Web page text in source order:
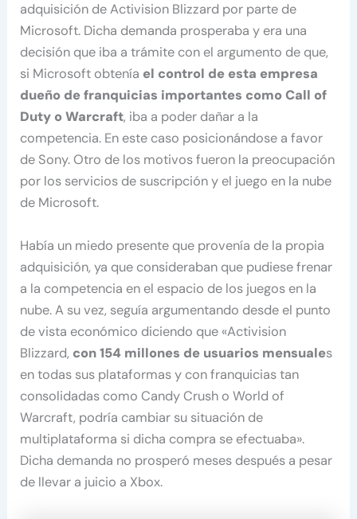
adquisición de Activision Blizzard por parte de
Microsoft. Dicha demanda prosperaba y era una
decisión que iba a trámite con el argumento de que,
si Microsoft obtenía el control de esta empresa
dueño de franquicias importantes como Call of
Duty o Warcraft, iba a poder dañar a la
competencia. En este caso posicionándose a favor
de Sony. Otro de los motivos fueron la preocupación
por los servicios de suscripción y el juego en la nube
de Microsoft.
Había un miedo presente que provenía de la propia
adquisición, ya que consideraban que pudiese frenar
a la competencia en el espacio de los juegos en la
nube. A su vez, seguía argumentando desde el punto
de vista económico diciendo que «Activision
Blizzard, con 154 millones de usuarios mensuales
en todas sus plataformas y con franquicias tan
consolidadas como Candy Crush o World of
Warcraft, podría cambiar su situación de
multiplataforma si dicha compra se efectuaba».
Dicha demanda no prosperó meses después a pesar
de llevar a juicio a Xbox.